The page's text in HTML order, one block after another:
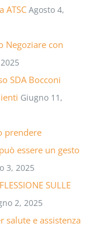
ATSC Agosto 4,
Negoziare con
SDA Bocconi
Giugno 11,
prendere
essere un gesto
3, 2025
SULLE
2, 2025
salute e assistenza